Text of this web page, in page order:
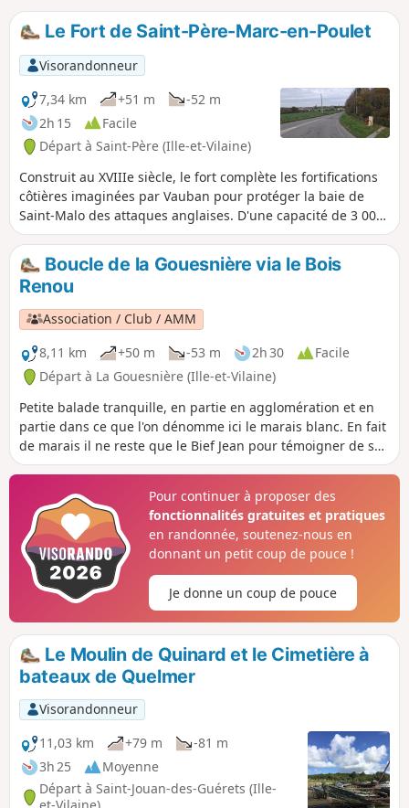
Le Fort de Saint-Père-Marc-en-Poulet
Visorandonneur
7,34 km
+51 m
-52 m
2h 15
Facile
Départ à Saint-Père (Ille-et-Vilaine)
Construit au XVIIIe siècle, le fort complète les fortifications
côtières imaginées par Vauban pour protéger la baie de
Saint-Malo des attaques anglaises. D'une capacité de 3 000
hommes, avec ses 26 casemates et sa poudrière longue de
46 m, il est livré trop tard pour assurer un rôle défensif.
Lors de la guerre 1914-1918, il abrita des prisonniers
allemands et, lors de la dernière guerre, il fut converti en
dépôt de munitions par les allemands qui feront sauter une
partie des casemates lors de leur évacuation. Déclassé en
1988, il est propriété de la Commune de Saint-Père-Marc-
en-Poulet qui l'a restauré ; des spectacles y sont organisés.
Boucle de la Gouesnière via le Bois
Renou
Association / Club / AMM
8,11 km
+50 m -53 m 2h 30
Facile
Départ à La Gouesnière (Ille-et-Vilaine)
Petite balade tranquille, en partie en agglomération et en
partie dans ce que l'on dénomme ici le marais blanc. En fait
de marais il ne reste que le Bief Jean pour témoigner de son
ancienne nature. Le parcours emprunte une portion du
Pour continuer à proposer des
fonctionnalités gratuites et pratiques
en randonnée, soutenez-nous en
donnant un petit coup de pouce !
Je donne un coup de pouce
Le Moulin de Quinard et le Cimetière à
bateaux de Quelmer
Visorandonneur
11,03 km
+79 m
-81 m
3h 25
Moyenne
Départ à Saint-Jouan-des-Guérets (Ille-